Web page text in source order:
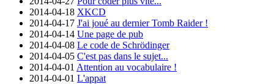
2014-04-18 XKCD
2014-04-17 J'ai joué au dernier Tomb Raider !
2014-04-14 Une page de pub
2014-04-08 Le code de Schrödinger
2014-04-05 C'est pas dans le sujet...
2014-04-01 Attention au vocabulaire !
2014-04-01 L'appat